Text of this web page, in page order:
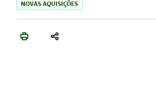
NOVAS AQUISIÇÕES